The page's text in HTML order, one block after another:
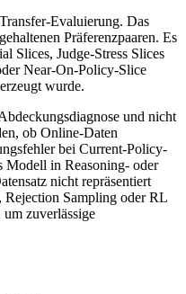
Evaluierung. Das
Präferenzpaaren. Es
Slices, Judge-Stress Slices
Near-On-Policy-Slice
wurde.
und nicht
ob Online-Daten
bei Current-Policy-
Modell in Reasoning- oder
nicht repräsentiert
Rejection Sampling oder RL
zuverlässige